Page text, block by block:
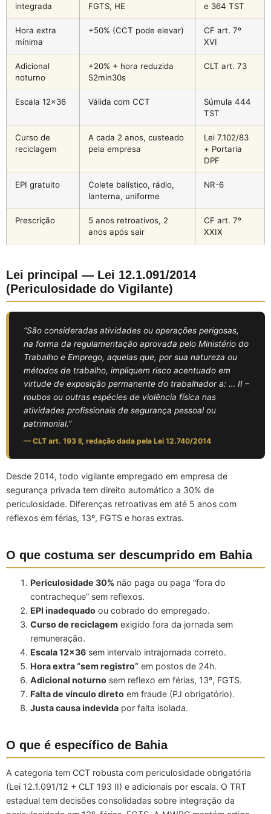
integrada
FGTS, HE
e 364 TST
Hora extra
mínima
+50% (CCT pode elevar)
CF art. 7º
XVI
Adicional
noturno
+20% + hora reduzida
52min30s
CLT art. 73
Escala 12×36 Válida com CCT
Súmula 444
TST
Curso de
reciclagem
A cada 2 anos, custeado
pela empresa
Lei 7.102/83
+ Portaria
DPF
EPI gratuito
Colete balístico, rádio,
lanterna, uniforme
NR-6
Prescrição
5 anos retroativos, 2
anos após sair
CF art. 7º
XXIX
Lei principal — Lei 12.1.091/2014
(Periculosidade do Vigilante)
“São consideradas atividades ou operações perigosas,
na forma da regulamentação aprovada pelo Ministério do
Trabalho e Emprego, aquelas que, por sua natureza ou
métodos de trabalho, impliquem risco acentuado em
virtude de exposição permanente do trabalhador a: … II –
roubos ou outras espécies de violência física nas
atividades profissionais de segurança pessoal ou
patrimonial.”
— CLT art. 193 II, redação dada pela Lei 12.740/2014
Desde 2014, todo vigilante empregado em empresa de
segurança privada tem direito automático a 30% de
periculosidade. Diferenças retroativas em até 5 anos com
reflexos em férias, 13º, FGTS e horas extras.
O que costuma ser descumprido em Bahia
Periculosidade 30% não paga ou paga “fora do
contracheque” sem reflexos.
EPI inadequado ou cobrado do empregado.
Curso de reciclagem exigido fora da jornada sem
remuneração.
Escala 12×36 sem intervalo intrajornada correto.
Hora extra “sem registro” em postos de 24h.
Adicional noturno sem reflexo em férias, 13º, FGTS.
Falta de vínculo direto em fraude (PJ obrigatório).
Justa causa indevida por falta isolada.
O que é específico de Bahia
A categoria tem CCT robusta com periculosidade obrigatória
(Lei 12.1.091/12 + CLT 193 II) e adicionais por escala. O TRT
estadual tem decisões consolidadas sobre integração da